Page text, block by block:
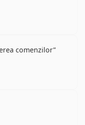
comenzilor